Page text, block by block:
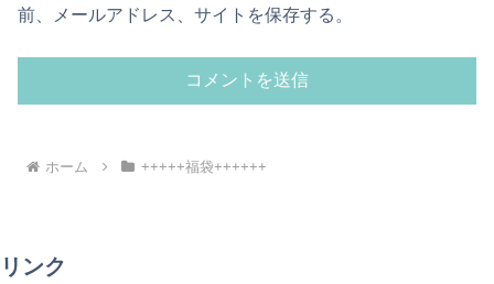
前、メールアドレス、サイトを保存する。
ホーム +++++福袋++++++
リンク